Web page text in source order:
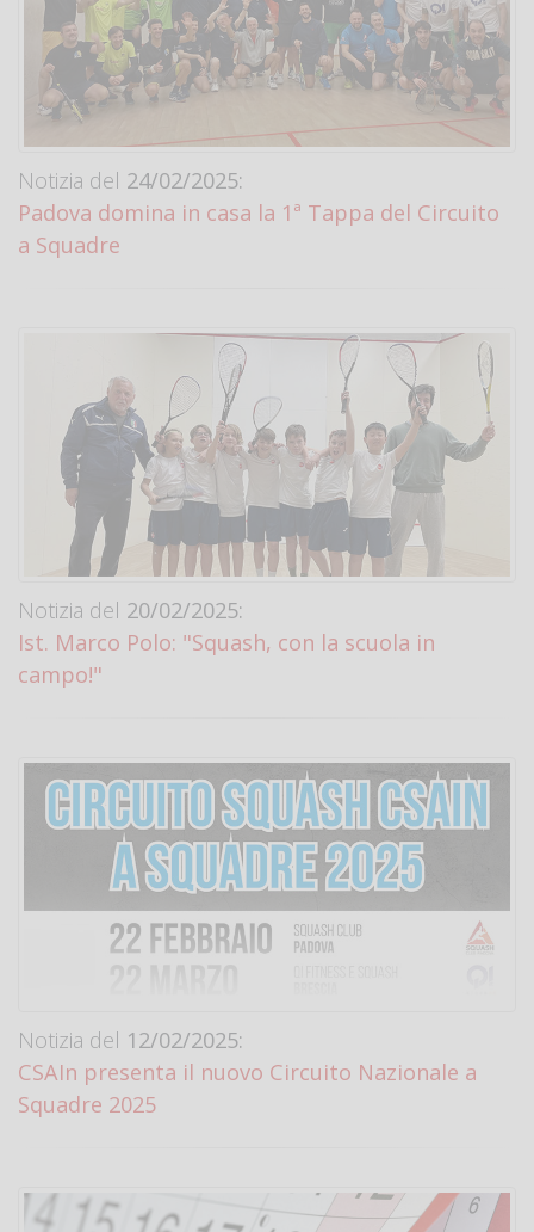
Notizia del 24/02/2025:
Padova domina in casa la 1ª Tappa del Circuito
a Squadre
Notizia del 20/02/2025:
Ist. Marco Polo: "Squash, con la scuola in
campo!"
Notizia del 12/02/2025:
CSAIn presenta il nuovo Circuito Nazionale a
Squadre 2025